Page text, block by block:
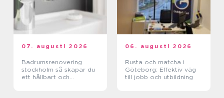
07. augusti 2026
Badrumsrenovering
stockholm så skapar du
ett hållbart och
06. augusti 2026
Rusta och matcha i
Göteborg: Effektiv väg
till jobb och utbildning